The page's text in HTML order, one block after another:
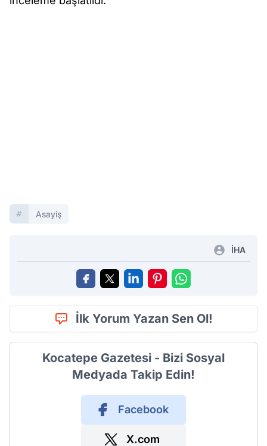
Asayiş
İHA
İlk Yorum Yazan Sen Ol!
Kocatepe Gazetesi - Bizi Sosyal
Medyada Takip Edin!
Facebook
X.com